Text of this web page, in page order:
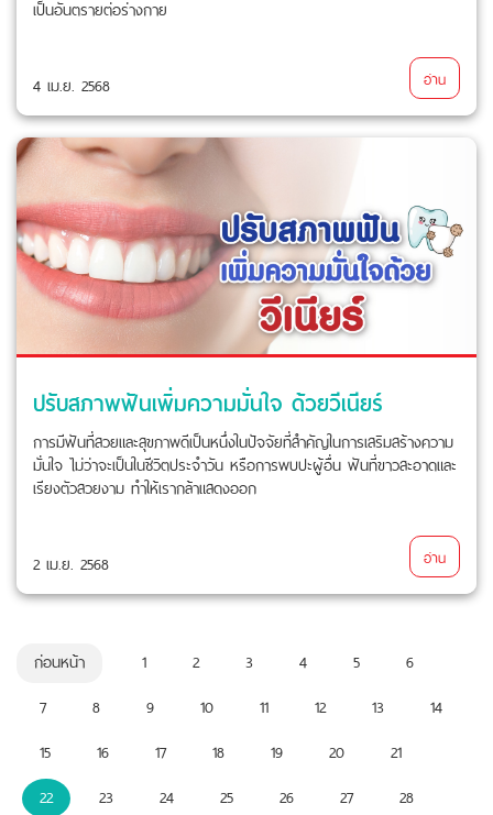
เป็นอันตรายต่อร่างกาย
4 เม.ย. 2568 อ่าน
ปรับสภาพฟันเพิ่มความมั่นใจ ด้วยวีเนียร์
การมีฟันที่สวยและสุขภาพดีเป็นหนึ่งในปัจจัยที่สำคัญในการเสริมสร้างความ
มั่นใจ ไม่ว่าจะเป็นในชีวิตประจำวัน หรือการพบปะผู้อื่น ฟันที่ขาวสะอาดและ
เรียงตัวสวยงาม ทำให้เรากล้าแสดงออก
2 เม.ย. 2568 อ่าน
ก่อนหน้า 1 2 3 4 5
6
7
8 9 10 11 12 13
14
15
16 17 18 19 20
21
22
23 24 25 26 27
28